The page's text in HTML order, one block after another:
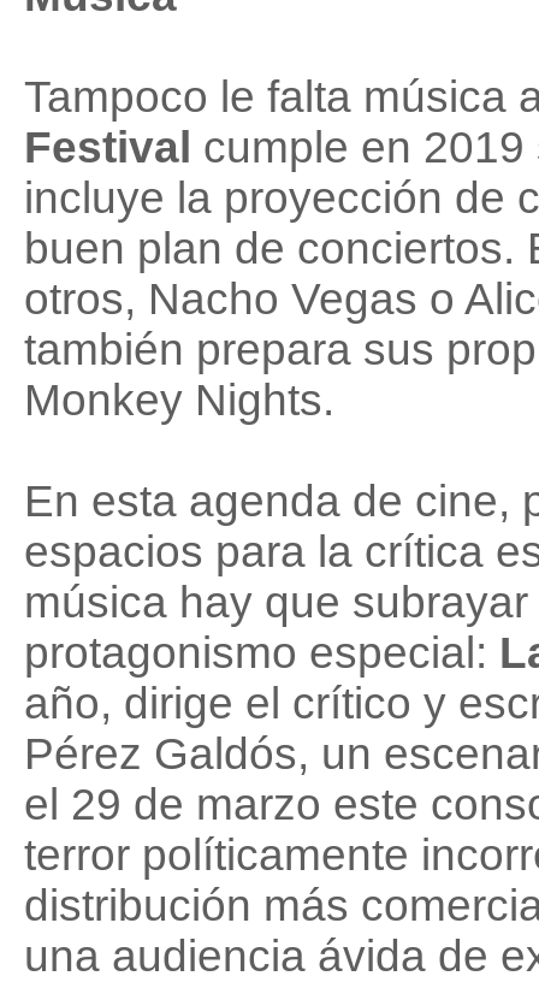
Tampoco le falta música
Festival cumple en
incluye la proyección de
buen plan de conciertos.
otros, Nacho Vegas o
también prepara sus
Monkey Nights.
En esta agenda de cine,
espacios para la crítica
música hay que
protagonismo especial:
año, dirige el crítico y
Pérez Galdós, un
el 29 de marzo este
terror políticamente
distribución más
una audiencia ávida de